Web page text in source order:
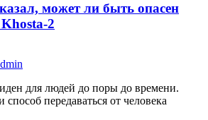
может ли быть опасен
2
для людей до поры до времени.
передаваться от человека